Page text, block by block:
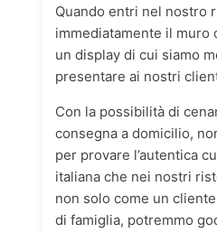
Quando entri nel nostro
immediatamente il muro
un display di cui siamo
presentare ai nostri
Con la possibilità di
consegna a domicilio,
per provare l’autentica
italiana che nei nostri
non solo come un
di famiglia, potremmo